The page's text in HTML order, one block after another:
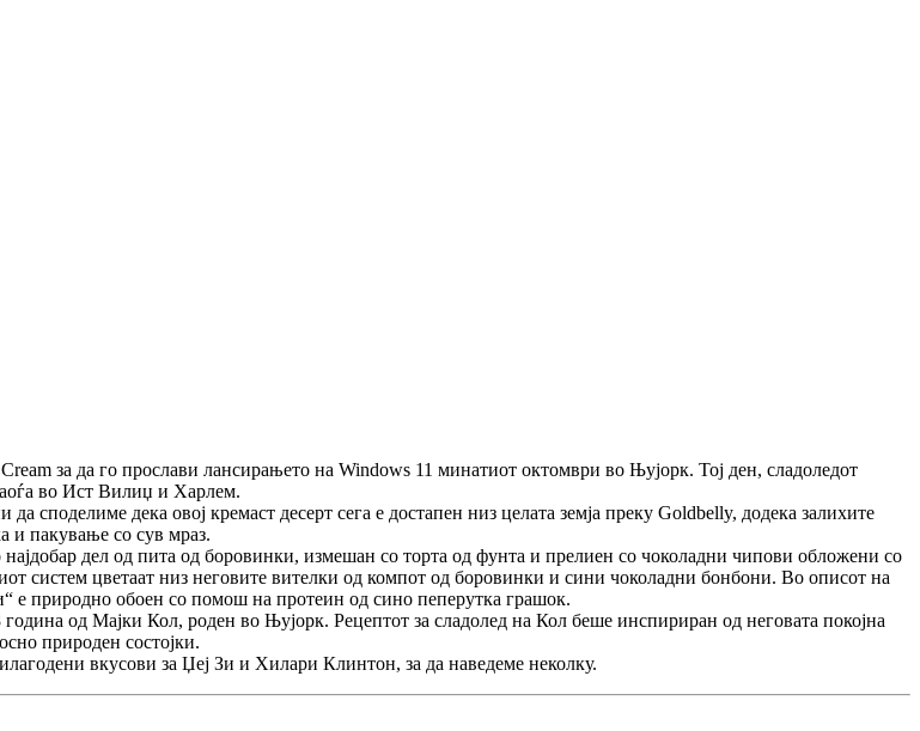
за да го прослави лансирањето на Windows 11 минатиот октомври во Њујорк. Тој ден, сладоледот
во Ист Вилиџ и Харлем.
споделиме дека овој кремаст десерт сега е достапен низ целата земја преку Goldbelly, додека залихите
и пакување со сув мраз.
дел од пита од боровинки, измешан со торта од фунта и прелиен со чоколадни чипови обложени со
систем цветаат низ неговите вителки од компот од боровинки и сини чоколадни бонбони. Во описот на
е природно обоен со помош на протеин од сино пеперутка грашок.
од Мајки Кол, роден во Њујорк. Рецептот за сладолед на Кол беше инспириран од неговата покојна
природен состојки.
вкусови за Џеј Зи и Хилари Клинтон, за да наведеме неколку.